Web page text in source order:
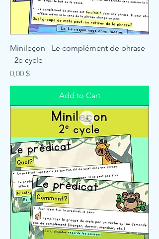
Minileçon - Le complément de phrase
- 2e cycle
Price
0,00 $
Add to Cart